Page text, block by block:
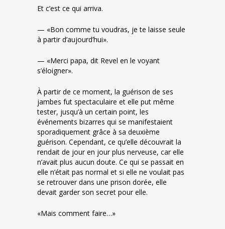
Et c’est ce qui arriva.
— «Bon comme tu voudras, je te laisse seule
à partir d’aujourd’hui».
— «Merci papa, dit Revel en le voyant
s’éloigner».
À partir de ce moment, la guérison de ses
jambes fut spectaculaire et elle put même
tester, jusqu’à un certain point, les
événements bizarres qui se manifestaient
sporadiquement grâce à sa deuxième
guérison. Cependant, ce qu’elle découvrait la
rendait de jour en jour plus nerveuse, car elle
n’avait plus aucun doute. Ce qui se passait en
elle n’était pas normal et si elle ne voulait pas
se retrouver dans une prison dorée, elle
devait garder son secret pour elle.
«Mais comment faire…»